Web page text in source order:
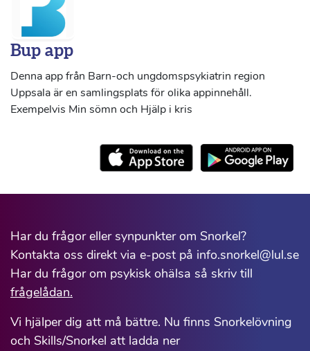
Bup app
Denna app från Barn-och ungdomspsykiatrin region
Uppsala är en samlingsplats för olika appinnehåll.
Exempelvis Min sömn och Hjälp i kris
Har du frågor eller synpunkter om Snorkel?
Kontakta oss direkt via e-post på info.snorkel@lul.se
Har du frågor om psykisk ohälsa så skriv till
frågelådan.
Vi hjälper dig att må bättre. Nu finns Snorkelövning
och Skills/Snorkel att ladda ner